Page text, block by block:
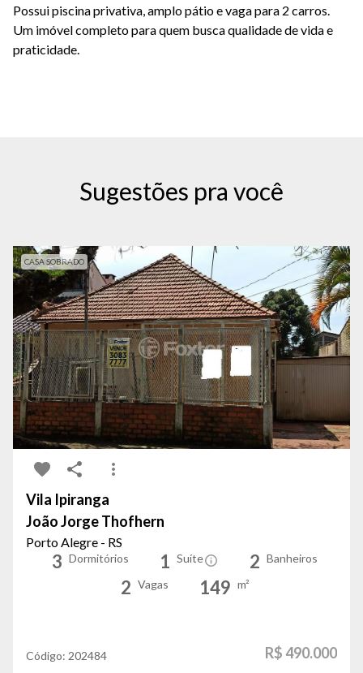
Possui piscina privativa, amplo pátio e vaga para 2 carros.
Um imóvel completo para quem busca qualidade de vida e
praticidade.
Sugestões pra você
CASA SOBRADO
Vila Ipiranga
João Jorge Thofhern
Porto Alegre - RS
3 Dormitórios 1 Suíte 2 Banheiros
2 Vagas 149 m²
Código: 202484 R$ 490.000